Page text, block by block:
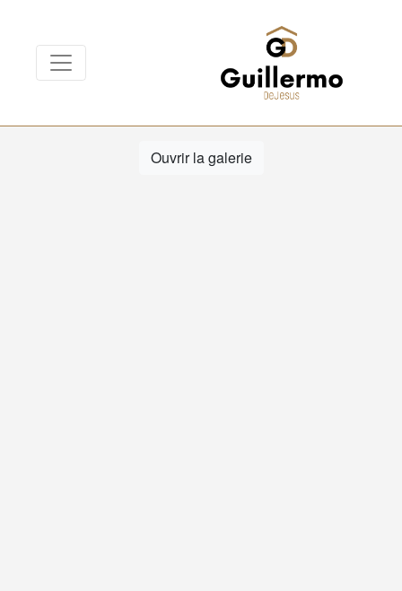
Ouvrir la galerie